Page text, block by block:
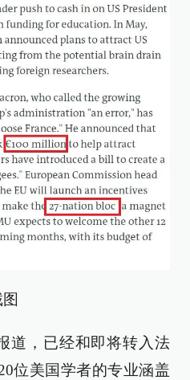
道，已经和即将转入法
位美国学者的专业涵盖